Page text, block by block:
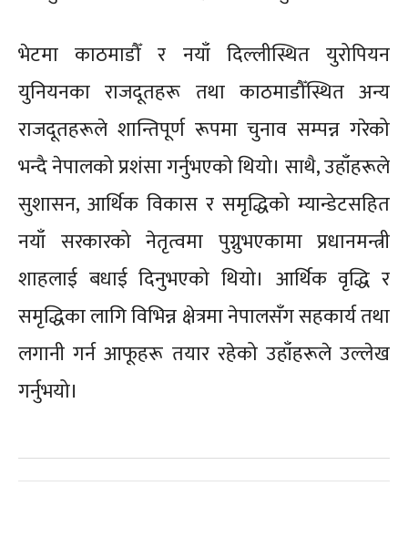
भेटमा काठमाडौँ र नयाँ दिल्लीस्थित युरोपियन
युनियनका राजदूतहरू तथा काठमाडौँस्थित अन्य
राजदूतहरूले शान्तिपूर्ण रूपमा चुनाव सम्पन्न गरेको
भन्दै नेपालको प्रशंसा गर्नुभएको थियो। साथै, उहाँहरूले
सुशासन, आर्थिक विकास र समृद्धिको म्यान्डेटसहित
नयाँ सरकारको नेतृत्वमा पुग्नुभएकामा प्रधानमन्त्री
शाहलाई बधाई दिनुभएको थियो। आर्थिक वृद्धि र
समृद्धिका लागि विभिन्न क्षेत्रमा नेपालसँग सहकार्य तथा
लगानी गर्न आफूहरू तयार रहेको उहाँहरूले उल्लेख
गर्नुभयो।